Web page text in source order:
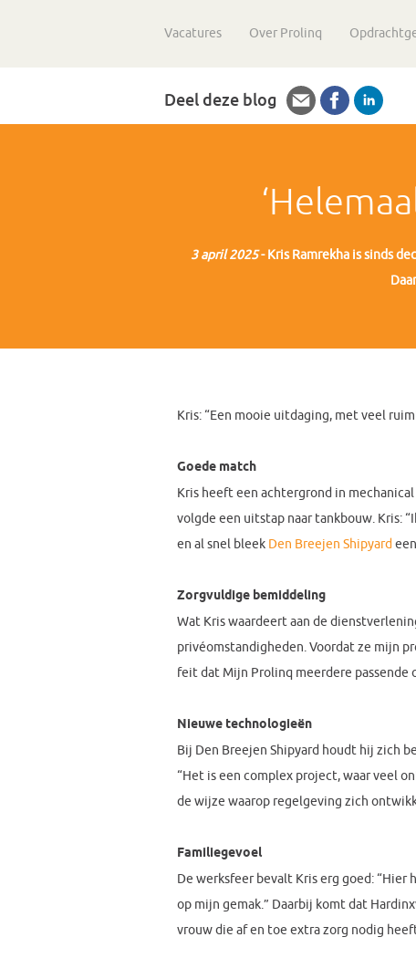
Vacatures Over Prolinq
Deel deze blog
3 april 2025- Kris Ramrekha is sinds
Kris: “Een mooie uitdaging, met veel
Goede match
Kris heeft een achtergrond in
volgde een uitstap naar tankbouw. Kris:
en al snel bleek Den Breejen Shipyard
Zorgvuldige bemiddeling
Wat Kris waardeert aan de
privéomstandigheden. Voordat ze mijn
feit dat Mijn Prolinq meerdere passende
Nieuwe technologieën
Bij Den Breejen Shipyard houdt hij zich
“Het is een complex project, waar veel
de wijze waarop regelgeving zich
Familiegevoel
De werksfeer bevalt Kris erg goed:
op mijn gemak.” Daarbij komt dat
vrouw die af en toe extra zorg nodig